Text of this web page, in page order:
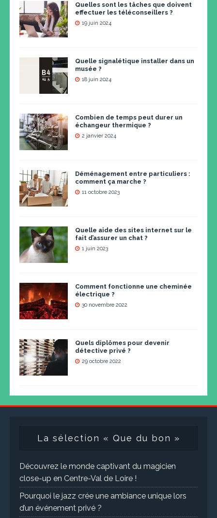
Quelles sont les tâches que doivent
effectuer les téléconseillers ?
19 juin 2024
Quelle signalétique installer dans un
musée ?
18 juin 2024
Combien de temps peut durer un
échangeur thermique ?
2 janvier 2024
Déménagement entre particuliers :
comment ça marche ?
11 octobre 2023
Quelle aide des sites internet sur le
fait d’assurer un chat ?
1 juin 2023
Comment fonctionne une cheminée
électrique ?
30 novembre 2022
Quels diplômes pour devenir
détective privé ?
29 octobre 2022
La sélection « Que du bon »
Découvrez le monde captivant du magicien
close-up en Centre-Val de Loire !
Pourquoi le jazz crée une ambiance unique lors
d’un événement privé ?